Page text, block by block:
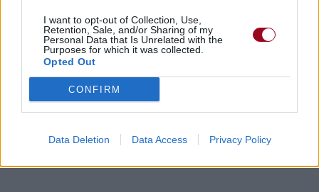
I want to opt-out of Collection, Use,
Retention, Sale, and/or Sharing of my
Personal Data that Is Unrelated with the
Purposes for which it was collected.
Opted Out
CONFIRM
Data Deletion Data Access Privacy Policy
Dire «merci» pour cette traduction